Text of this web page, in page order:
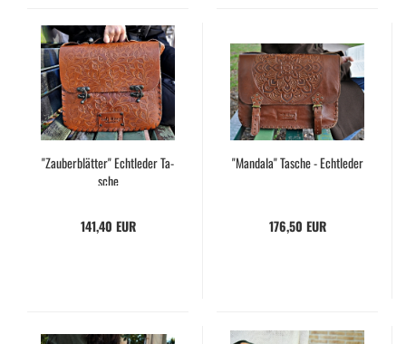
"Zau­ber­blät­ter" Echt­le­der Ta­
sche
141,40 EUR
"Man­da­la" Ta­sche - Echt­le­der
176,50 EUR